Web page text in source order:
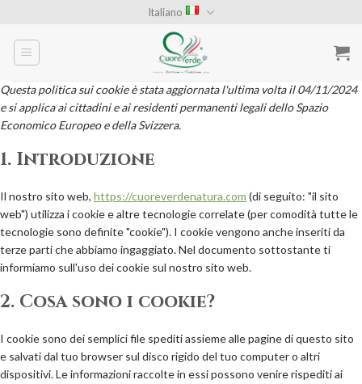
content
Italiano
Questa politica sui cookie è stata aggiornata l'ultima volta il 04/11/2024
e si applica ai cittadini e ai residenti permanenti legali dello Spazio
Economico Europeo e della Svizzera.
1. Introduzione
Il nostro sito web, https://cuoreverdenatura.com (di seguito: "il sito
web") utilizza i cookie e altre tecnologie correlate (per comodità tutte le
tecnologie sono definite "cookie"). I cookie vengono anche inseriti da
terze parti che abbiamo ingaggiato. Nel documento sottostante ti
informiamo sull'uso dei cookie sul nostro sito web.
2. Cosa sono i cookie?
I cookie sono dei semplici file spediti assieme alle pagine di questo sito
e salvati dal tuo browser sul disco rigido del tuo computer o altri
dispositivi. Le informazioni raccolte in essi possono venire rispediti ai